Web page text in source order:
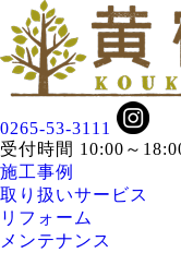
0265-53-3111
受付時間 10:00～
施工事例
取り扱いサービス
リフォーム
メンテナンス